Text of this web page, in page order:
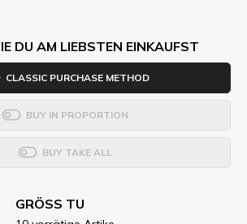
DU AM LIEBSTEN EINKAUFST
CLASSIC PURCHASE METHOD
BUY IN PROPORTION
BUY TAKE ALL
GRÖSS TU